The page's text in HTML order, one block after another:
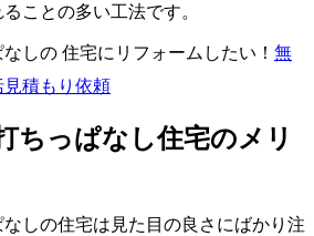
ことの多い工法です。
しの 住宅にリフォームしたい！ 無
見積もり依頼
ちっぱなし住宅のメリ
しの住宅は見た目の良さにばかり注